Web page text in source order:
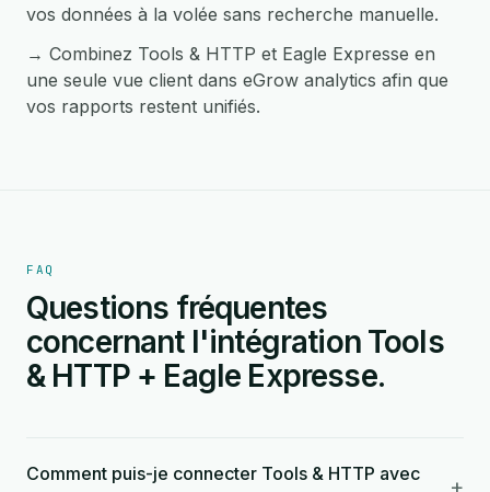
vos données à la volée sans recherche manuelle.
→ Combinez Tools & HTTP et Eagle Expresse en
une seule vue client dans eGrow analytics afin que
vos rapports restent unifiés.
FAQ
Questions fréquentes
concernant l'intégration Tools
& HTTP + Eagle Expresse.
Comment puis-je connecter Tools & HTTP avec
+